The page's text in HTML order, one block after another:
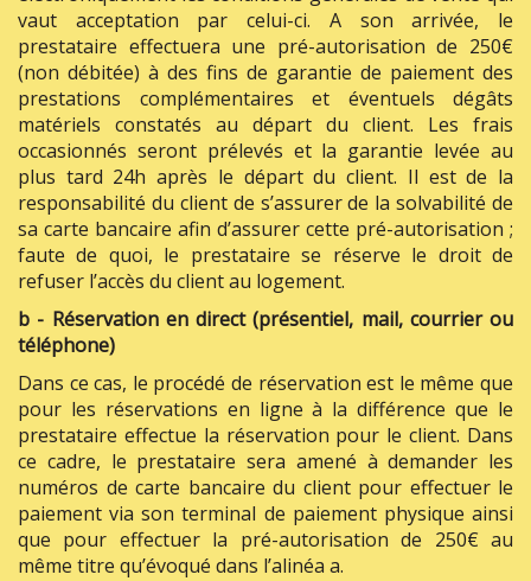
vaut acceptation par celui-ci. A son arrivée, le
prestataire effectuera une pré-autorisation de 250€
(non débitée) à des fins de garantie de paiement des
prestations complémentaires et éventuels dégâts
matériels constatés au départ du client. Les frais
occasionnés seront prélevés et la garantie levée au
plus tard 24h après le départ du client. Il est de la
responsabilité du client de s’assurer de la solvabilité de
sa carte bancaire afin d’assurer cette pré-autorisation ;
faute de quoi, le prestataire se réserve le droit de
refuser l’accès du client au logement.
b - Réservation en direct (présentiel, mail, courrier ou
téléphone)
Dans ce cas, le procédé de réservation est le même que
pour les réservations en ligne à la différence que le
prestataire effectue la réservation pour le client. Dans
ce cadre, le prestataire sera amené à demander les
numéros de carte bancaire du client pour effectuer le
paiement via son terminal de paiement physique ainsi
que pour effectuer la pré-autorisation de 250€ au
même titre qu’évoqué dans l’alinéa a.